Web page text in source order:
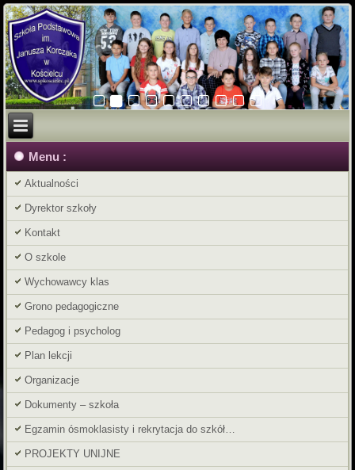
Menu :
Aktualności
Dyrektor szkoły
Kontakt
O szkole
Wychowawcy klas
Grono pedagogiczne
Pedagog i psycholog
Plan lekcji
Organizacje
Dokumenty – szkoła
Egzamin ósmoklasisty i rekrytacja do szkół…
PROJEKTY UNIJNE